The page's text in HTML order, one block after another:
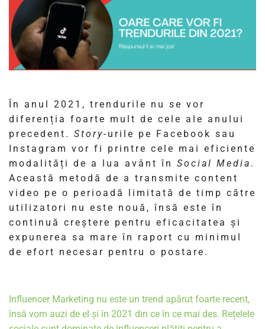
În anul 2021 , trendurile nu se vor
diferenția foarte mult de cele ale anului
precedent. Story-urile pe Facebook sau
Instagram vor fi printre cele mai eficiente
modalități de a lua avânt în Social Media .
Această metodă de a transmite content
video pe o perioadă limitată de timp către
utilizatori nu este nouă, însă este în
continuă creștere pentru eficacitatea și
expunerea sa mare în raport cu minimul
de efort necesar pentru o postare.
Influencer Marketing nu este un trend apărut foarte recent,
însă vom auzi de el și în 2021 din ce în ce mai des. Rețelele